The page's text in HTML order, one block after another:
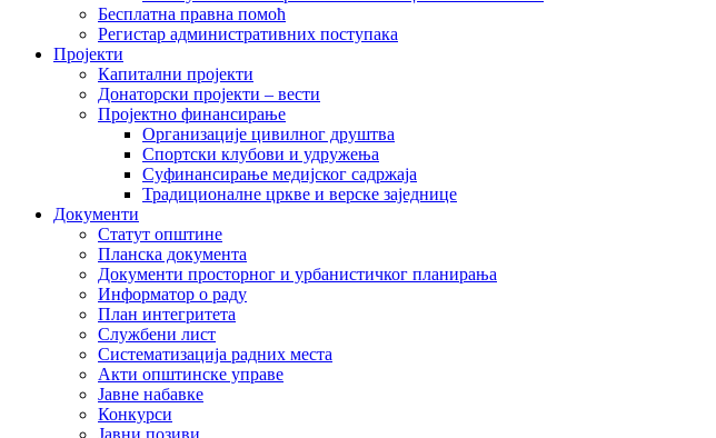
Бесплатна правна помоћ
Регистар административних поступака
Пројекти
Капитални пројекти
Донаторски пројекти – вести
Пројектно финансирање
Организације цивилног друштва
Спортски клубови и удружења
Суфинансирање медијског садржаја
Традиционалне цркве и верске заједнице
Документи
Статут општине
Планска документа
Документи просторног и урбанистичког планирања
Информатор о раду
План интегритета
Службени лист
Систематизација радних места
Акти општинске управе
Јавне набавке
Конкурси
Јавни позиви